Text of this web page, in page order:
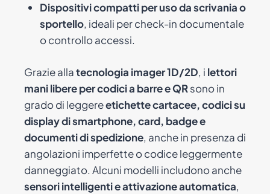
Dispositivi compatti per uso da scrivania o
sportello, ideali per check-in documentale
o controllo accessi.
Grazie allatecnologia imager 1D/2D, i lettori
mani libere per codici a barre e QRsono in
grado di leggereetichette cartacee, codici su
display di smartphone, card, badge e
documenti di spedizione, anche in presenza di
angolazioni imperfette o codice leggermente
danneggiato. Alcuni modelli includono anche
sensori intelligenti e attivazione automatica,